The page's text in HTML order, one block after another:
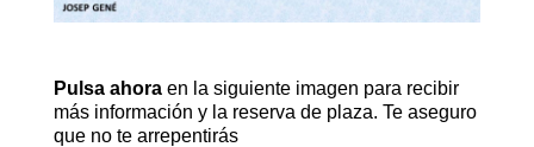
Pulsa ahoraen la siguiente imagen para recibir
más información y la reserva de plaza. Te aseguro
que no te arrepentirás